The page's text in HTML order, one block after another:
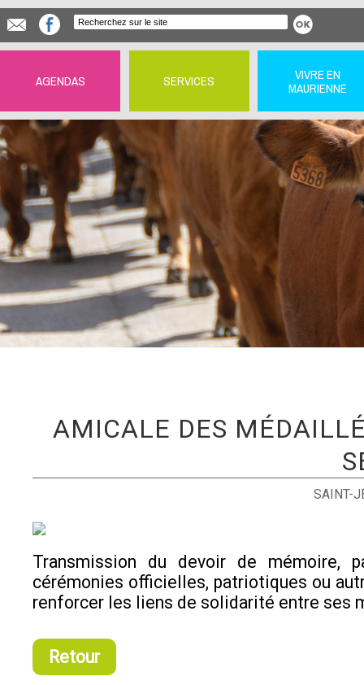
AGENDAS SERVICES
VIVRE EN
MAURIENNE
AMICALE DES
SAINT-
Transmission du devoir de mémoire,
cérémonies officielles, patriotiques ou
renforcer les liens de solidarité entre ses
Retour